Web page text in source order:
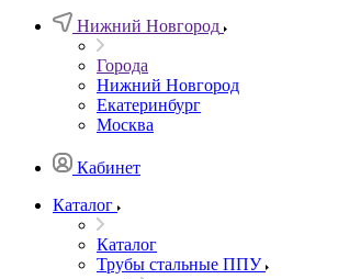
Нижний Новгород
Города
Нижний Новгород
Екатеринбург
Москва
Кабинет
Каталог
Каталог
Трубы стальные ППУ